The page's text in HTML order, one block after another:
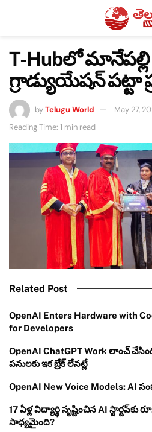
T-Hubలో
గ్రాడ్యుయేషన్ పట్టా
byTelugu World
May 27,
Reading Time: 1 min read
Related Post
OpenAI Enters Hardware with
for Developers
OpenAI ChatGPT Work లాంచ్
పనులకు ఇక బ్రేక్ లేనట్లే
OpenAI New Voice Models: AI
17 ఏళ్ల విద్యార్థి సృష్టించిన AI స్టార్టప్‌కు
సాధ్యమైంది?